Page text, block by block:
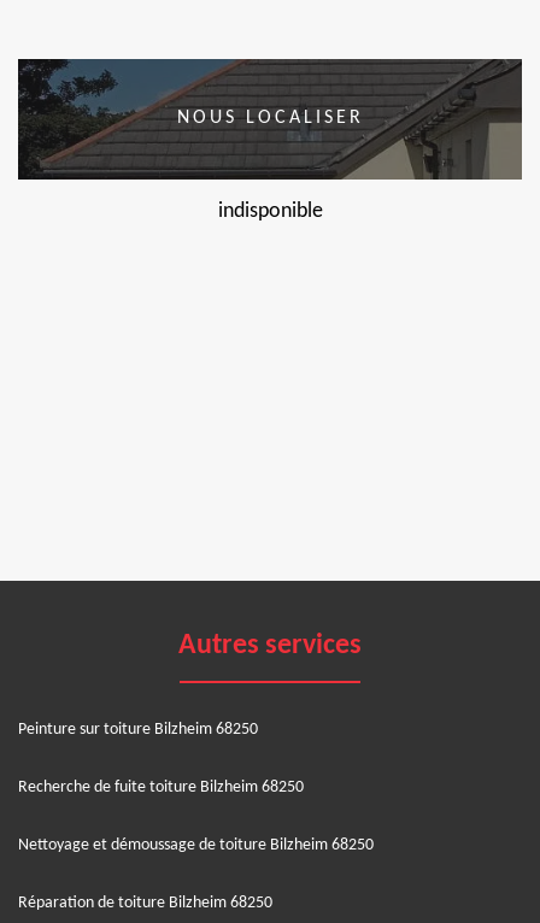
NOUS LOCALISER
indisponible
Autres services
Peinture sur toiture Bilzheim 68250
Recherche de fuite toiture Bilzheim 68250
Nettoyage et démoussage de toiture Bilzheim 68250
Réparation de toiture Bilzheim 68250